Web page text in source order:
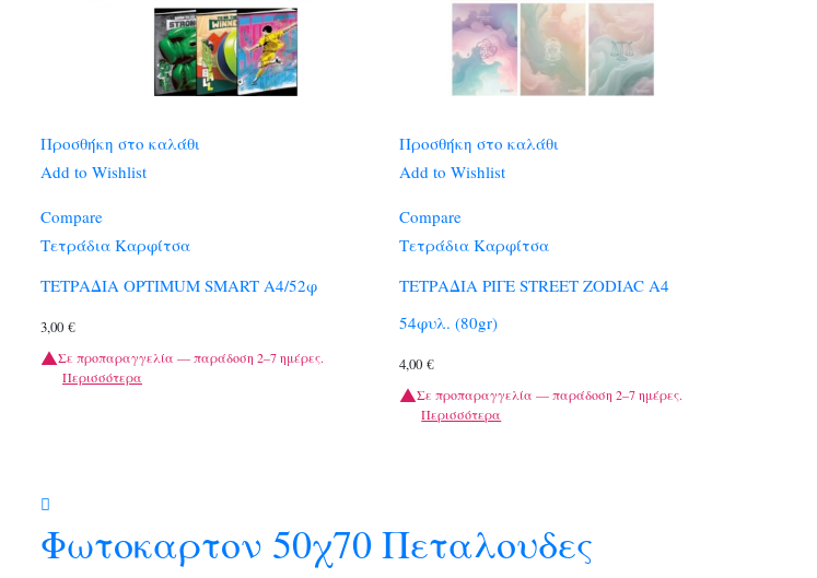
Προσθήκη στο καλάθι
Add to Wishlist
Compare
Τετράδια Καρφίτσα
ΤΕΤΡΑΔΙΑ OPTIMUM SMART A4/52φ
3,00 €
Σε προπαραγγελία — παράδοση 2–7 ημέρες.
Περισσότερα
Προσθήκη στο καλάθι
Add to Wishlist
Compare
Τετράδια Καρφίτσα
ΤΕΤΡΑΔΙΑ ΡΙΓΕ STREET ZODIAC A4
54φυλ. (80gr)
4,00€
Σε προπαραγγελία — παράδοση 2–7 ημέρες.
Περισσότερα
Φωτοκαρτον 50χ70 Πεταλουδες